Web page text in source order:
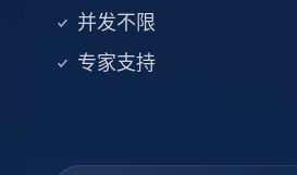
并发不限
专家支持